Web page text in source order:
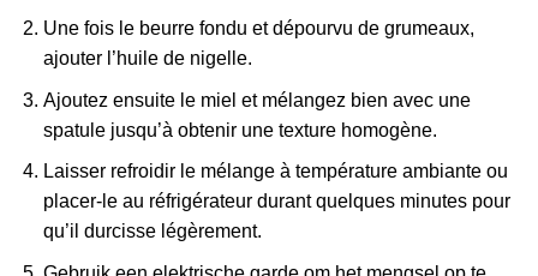
Une fois le beurre fondu et dépourvu de grumeaux,
ajouter l’huile de nigelle.
Ajoutez ensuite le miel et mélangez bien avec une
spatule jusqu’à obtenir une texture homogène.
Laisser refroidir le mélange à température ambiante ou
placer-le au réfrigérateur durant quelques minutes pour
qu’il durcisse légèrement.